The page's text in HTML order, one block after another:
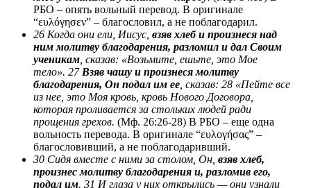
РБО – опять вольный перевод. В оригинале
“ευλόγησεν” – благословил, а не поблагодарил.
26 Когда они ели, Иисус, взяв хлеб и произнеся над
ним молитву благодарения, разломил и дал Своим
ученикам , сказав: «Возьмите, ешьте, это Мое
тело». 27 Взяв чашу и произнеся молитву
благодарения, Он подал им ее , сказав: 28 «Пейте все
из нее, это Моя кровь, кровь Нового Договора,
которая проливается за стольких людей ради
прощения грехов. (Мф. 26:26-28) В РБО – еще одна
вольность перевода. В оригинале “ευλογήσας” –
благословивший, а не поблагодаривший.
30 Сидя вместе с ними за столом, Он, взяв хлеб,
произнес молитву благодарения и, разломив его,
подал им. 31 И глаза у них открылись — они узнали